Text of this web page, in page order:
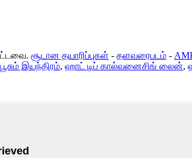
சூடான தயாரிப்புகள் - தளவரைபடம் -
இயந்திரம், ஹாட் டிப் கால்வனைசிங் லைன்,